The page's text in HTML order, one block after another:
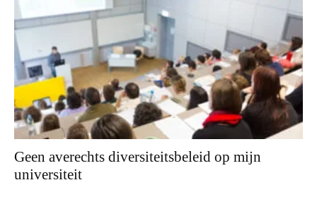
Geen averechts diversiteitsbeleid op mijn
universiteit